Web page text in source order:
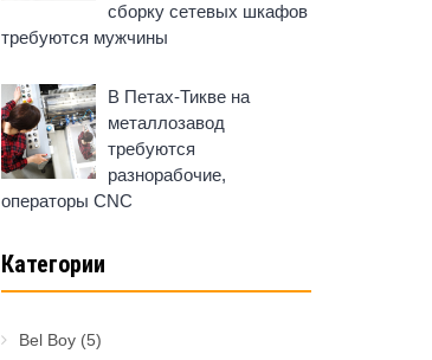
сборку сетевых шкафов
требуются мужчины
В Петах-Тикве на
металлозавод
требуются
разнорабочие,
операторы CNC
Категории
Bel Boy(5)